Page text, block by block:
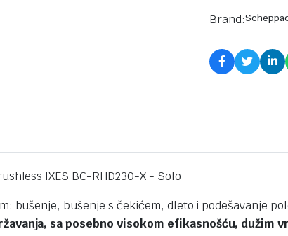
Brand:
bušenje, bušenje s čekićem, dleto i podešavanje
sa posebno visokom efikasnošću, dužim